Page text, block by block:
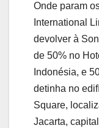
Onde param
International
devolver à
de 50% no
Indonésia, e
detinha no
Square,
Jacarta,